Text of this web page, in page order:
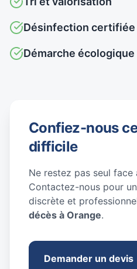
Désinfection certifiée
Démarche écologique
Confiez-nous
difficile
Ne restez pas seul
Contactez-nous pour
discrète et
décès à Orange.
Demander un devis